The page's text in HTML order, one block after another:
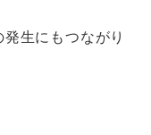
生にもつながり